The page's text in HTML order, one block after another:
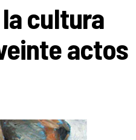
cultura
actos